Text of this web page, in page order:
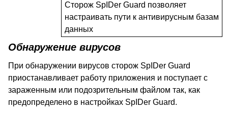
Сторож SpIDer Guard позволяет
настраивать пути к антивирусным базам
данных
Обнаружение вирусов
При обнаружении вирусов сторож SpIDer Guard
приостанавливает работу приложения и поступает с
зараженным или подозрительным файлом так, как
предопределено в настройках SpIDer Guard.